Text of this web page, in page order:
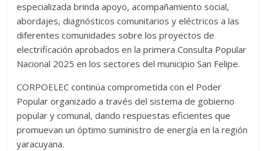
especializada brinda apoyo, acompañamiento social,
abordajes, diagnósticos comunitarios y eléctricos a las
diferentes comunidades sobre los proyectos de
electrificación aprobados en la primera Consulta Popular
Nacional 2025 en los sectores del municipio San Felipe.
CORPOELEC continúa comprometida con el Poder
Popular organizado a través del sistema de gobierno
popular y comunal, dando respuestas eficientes que
promuevan un óptimo suministro de energía en la región
yaracuyana.